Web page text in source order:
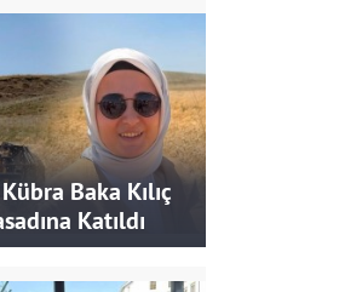
Baka Kılıç
Katıldı